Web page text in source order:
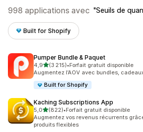
998 applications avec Seuils de
Built for Shopify
Pumper Bundle & Paquet
4,9étoile(s) sur 5
(3 215)
3215 avis au total
•Forfait gratuit disponible
Augmentez l’AOV avec bundles,
Built for Shopify
Kaching Subscriptions App
5,0étoile(s) sur 5
(822)
822 avis au total
•Forfait gratuit disponible
Augmentez vos revenus récurrents
produits flexibles